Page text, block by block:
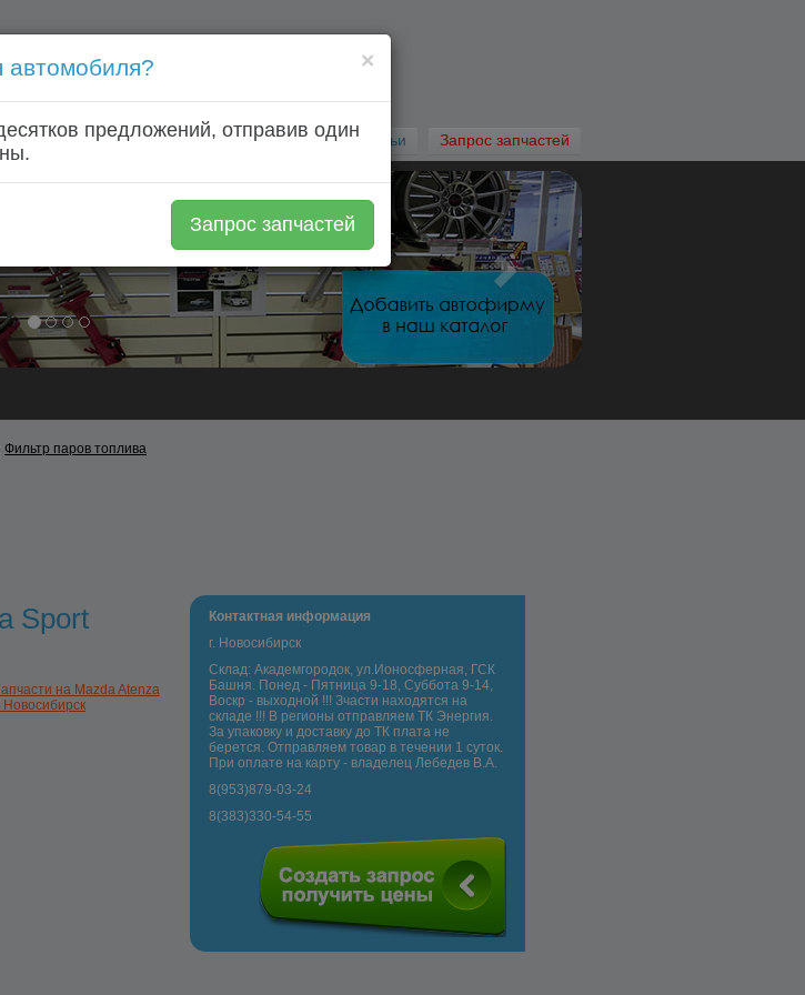
+7 (920) 253 64 22
Автомагазины Авторазборки Автостатьи Запрос запчастей
Фильтр паров топлива
Sport
на Mazda Atenza
Новосибирск
Контактная информация
г. Новосибирск
Склад: Академгородок, ул.Ионосферная, ГСК
Башня. Понед - Пятница 9-18, Суббота 9-14,
Воскр - выходной !!! Зчасти находятся на
складе !!! В регионы отправляем ТК Энергия.
За упаковку и доставку до ТК плата не
берется. Отправляем товар в течении 1 суток.
При оплате на карту - владелец Лебедев В.А.
8(953)879-03-24
8(383)330-54-55
×
автомобиля?
предложений, отправив один
Запрос запчастей